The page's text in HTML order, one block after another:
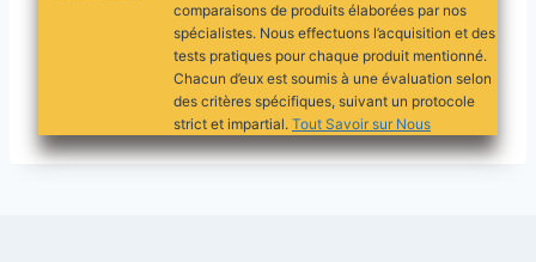
comparaisons de produits élaborées par nos
spécialistes. Nous effectuons l’acquisition et des
tests pratiques pour chaque produit mentionné.
Chacun d’eux est soumis à une évaluation selon
des critères spécifiques, suivant un protocole
strict et impartial. Tout Savoir sur Nous